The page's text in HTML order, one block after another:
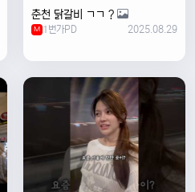
춘천 닭갈비 ㄱㄱ ?
M 1번가PD 2025.08.29